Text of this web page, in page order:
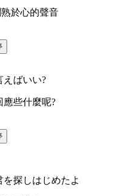
於心的聲音
えばいい?
應些什麼呢?
探しはじめたよ